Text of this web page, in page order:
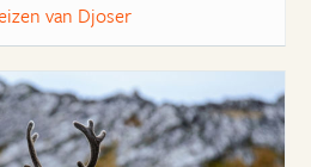
van Djoser